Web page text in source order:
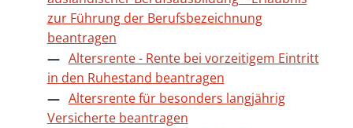
zur Führung der Berufsbezeichnung
beantragen
Altersrente - Rente bei vorzeitigem Eintritt
in den Ruhestand beantragen
Altersrente für besonders langjährig
Versicherte beantragen